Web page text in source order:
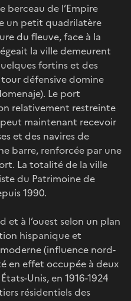
berceau de l’Empire
un petit quadrilatère
du fleuve, face à la
la ville demeurent
fortins et des
défensive domine
Le port
relativement restreinte
maintenant recevoir
et des navires de
barre, renforcée par une
La totalité de la ville
du Patrimoine de
1990.
et à l’ouest selon un plan
hispanique et
(influence nord-
en effet occupée à deux
Unis, en 1916-1924
résidentiels des